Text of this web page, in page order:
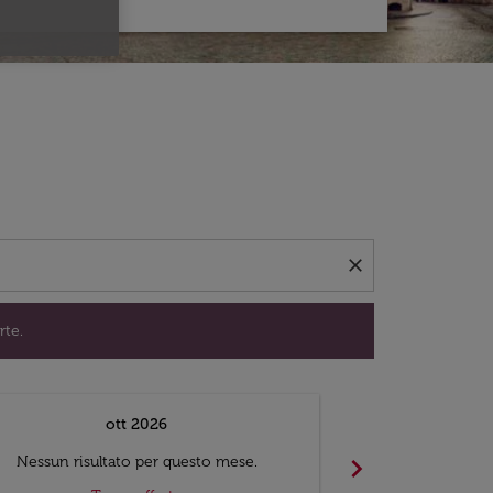
close
trovare offerte.
ott 2026
Nessun risultato per questo mese.
chevron_right